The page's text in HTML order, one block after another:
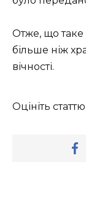
Отже, що таке
більше ніж
вічності.
Оцініть статтю